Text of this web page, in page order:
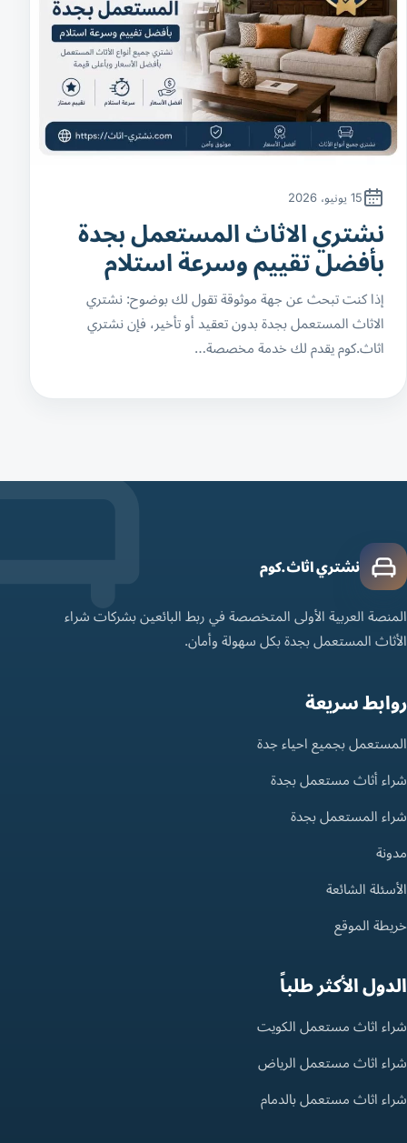
15 يونيو، 2026
نشتري الاثاث المستعمل بجدة
بأفضل تقييم وسرعة استلام
إذا كنت تبحث عن جهة موثوقة تقول لك بوضوح: نشتري
الاثاث المستعمل بجدة بدون تعقيد أو تأخير، فإن نشتري
اثاث.كوم يقدم لك خدمة مخصصة…
نشتري اثاث.كوم
المنصة العربية الأولى المتخصصة في ربط البائعين بشركات شراء
الأثاث المستعمل بجدة بكل سهولة وأمان.
روابط سريعة
المستعمل بجميع احياء جدة
شراء أثاث مستعمل بجدة
شراء المستعمل بجدة
مدونة
الأسئلة الشائعة
خريطة الموقع
الدول الأكثر طلباً
شراء اثاث مستعمل الكويت
شراء اثاث مستعمل الرياض
شراء اثاث مستعمل بالدمام